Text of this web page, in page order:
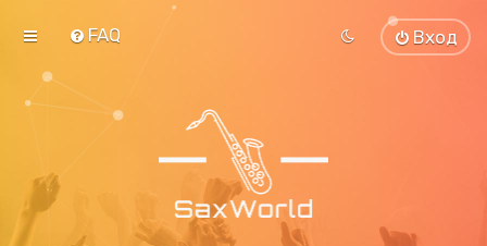
FAQ Вход